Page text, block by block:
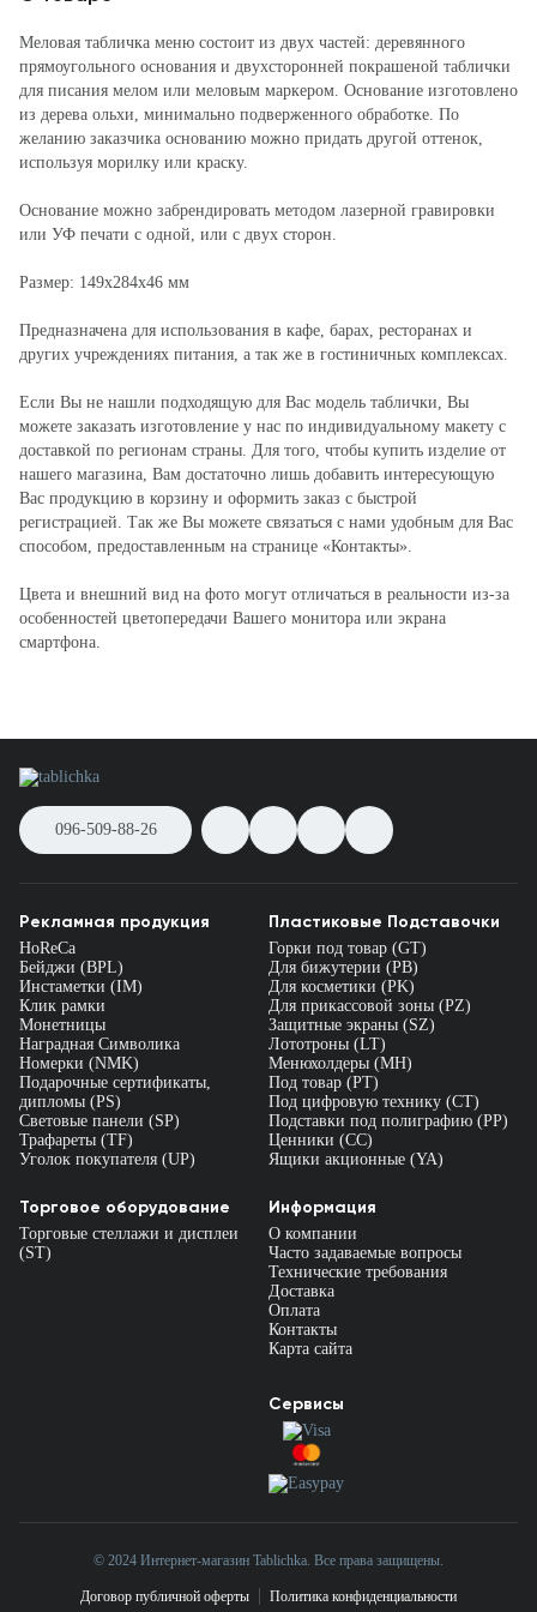
Меловая табличка меню состоит из двух частей: деревянного
прямоугольного основания и двухсторонней покрашеной таблички
для писания мелом или меловым маркером. Основание изготовлено
из дерева ольхи, минимально подверженного обработке. По
желанию заказчика основанию можно придать другой оттенок,
используя морилку или краску.
Основание можно забрендировать методом лазерной гравировки
или УФ печати с одной, или с двух сторон.
Размер: 149х284х46 мм
Предназначена для использования в кафе, барах, ресторанах и
других учреждениях питания, а так же в гостиничных комплексах.
Если Вы не нашли подходящую для Вас модель таблички, Вы
можете заказать изготовление у нас по индивидуальному макету с
доставкой по регионам страны. Для того, чтобы купить изделие от
нашего магазина, Вам достаточно лишь добавить интересующую
Вас продукцию в корзину и оформить заказ с быстрой
регистрацией. Так же Вы можете связаться с нами удобным для Вас
способом, предоставленным на странице «Контакты».
Цвета и внешний вид на фото могут отличаться в реальности из-за
особенностей цветопередачи Вашего монитора или экрана
смартфона.
096-509-88-26
Рекламная продукция
HoReCa
Бейджи (BPL)
Инстаметки (IM)
Клик рамки
Монетницы
Наградная Символика
Номерки (NMK)
Подарочные сертификаты,
дипломы (PS)
Световые панели (SP)
Трафареты (TF)
Уголок покупателя (UP)
Пластиковые Подставочки
Горки под товар (GT)
Для бижутерии (PB)
Для косметики (PK)
Для прикассовой зоны (PZ)
Защитные экраны (SZ)
Лототроны (LT)
Менюхолдеры (MH)
Под товар (PT)
Под цифровую технику (CT)
Подставки под полиграфию (PP)
Ценники (СС)
Ящики акционные (YA)
Торговое оборудование
Торговые стеллажи и дисплеи
(ST)
Информация
О компании
Часто задаваемые вопросы
Технические требования
Доставка
Оплата
Контакты
Карта сайта
Сервисы
© 2024 Интернет-магазин Tablichka. Все права защищены.
Договор публичной оферты Политика конфиденциальности